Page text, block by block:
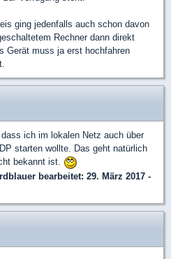
ging jedenfalls auch schon davon
Rechner dann direkt
Gerät muss ja erst hochfahren
ich im lokalen Netz auch über
starten wollte. Das geht natürlich
bekannt ist.
bearbeitet: 29. März 2017 -